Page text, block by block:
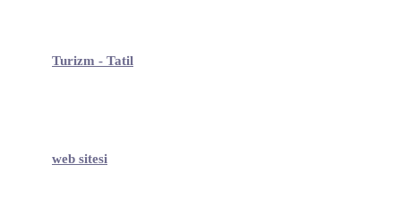
Turizm - Tatil
web sitesi